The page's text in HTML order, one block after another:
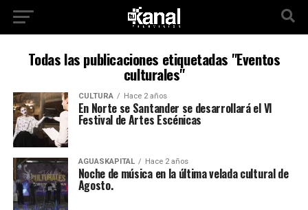
Todas las publicaciones etiquetadas "Eventos
culturales"
CULTURA Hace 2 años
En Norte se Santander se desarrollará el VI
Festival de Artes Escénicas
AGUASKAPITAL Hace 2 años
Noche de música en la última velada cultural de
Agosto.